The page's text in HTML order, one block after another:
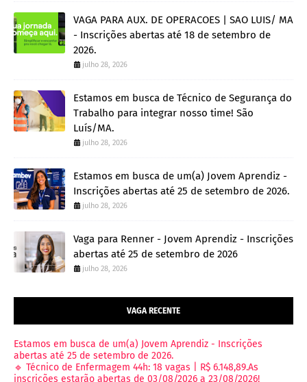
VAGA PARA AUX. DE OPERACOES | SAO LUIS/ MA
- Inscrições abertas até 18 de setembro de
2026.
julho 28, 2026
Estamos em busca de Técnico de Segurança do
Trabalho para integrar nosso time! São
Luís/MA.
julho 28, 2026
Estamos em busca de um(a) Jovem Aprendiz -
Inscrições abertas até 25 de setembro de 2026.
julho 28, 2026
Vaga para Renner - Jovem Aprendiz - Inscrições
abertas até 25 de setembro de 2026
julho 28, 2026
VAGA RECENTE
Estamos em busca de um(a) Jovem Aprendiz - Inscrições
abertas até 25 de setembro de 2026.
🔹 Técnico de Enfermagem 44h: 18 vagas | R$ 6.148,89.As
inscrições estarão abertas de 03/08/2026 a 23/08/2026!